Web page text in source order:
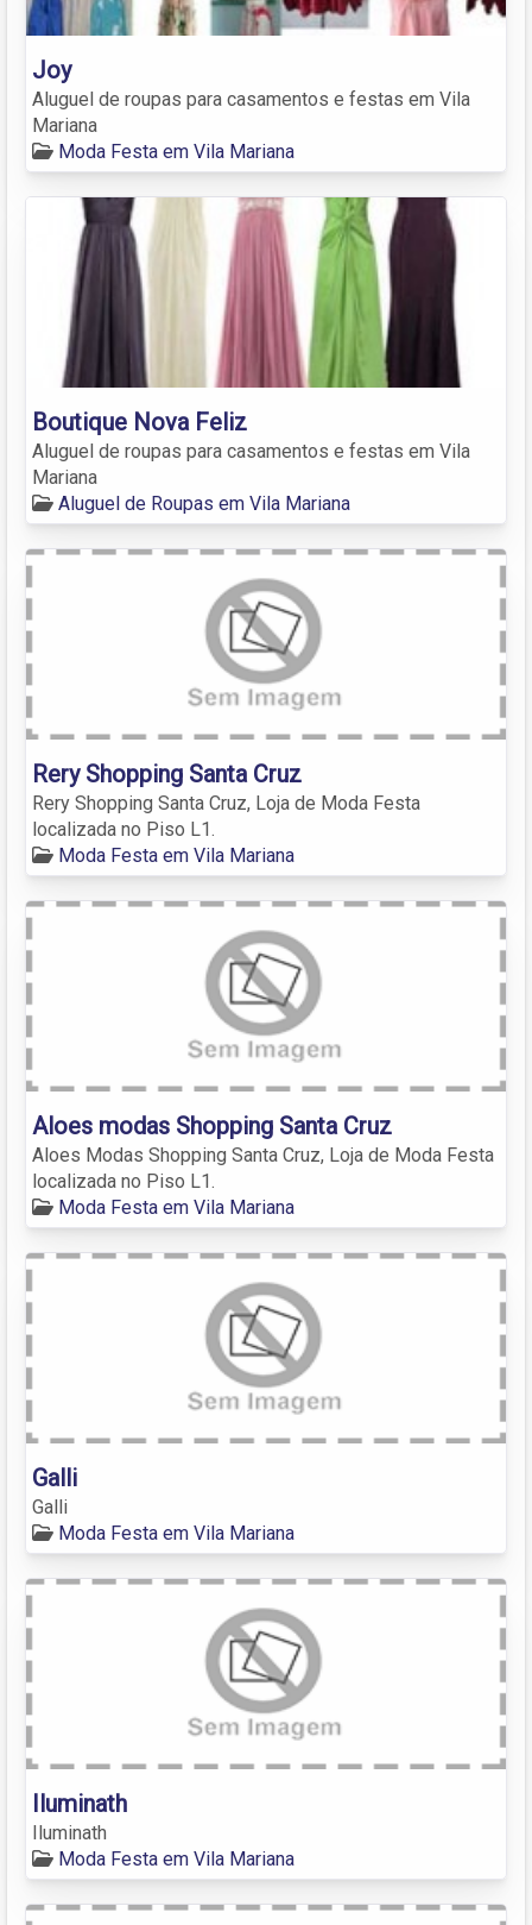
Joy
Aluguel de roupas para casamentos e festas em Vila
Mariana
Moda Festa em Vila Mariana
Boutique Nova Feliz
Aluguel de roupas para casamentos e festas em Vila
Mariana
Aluguel de Roupas em Vila Mariana
Rery Shopping Santa Cruz
Rery Shopping Santa Cruz, Loja de Moda Festa
localizada no Piso L1.
Moda Festa em Vila Mariana
Aloes modas Shopping Santa Cruz
Aloes Modas Shopping Santa Cruz, Loja de Moda Festa
localizada no Piso L1.
Moda Festa em Vila Mariana
Galli
Galli
Moda Festa em Vila Mariana
Iluminath
Iluminath
Moda Festa em Vila Mariana